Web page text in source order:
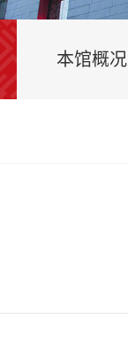
本馆概况